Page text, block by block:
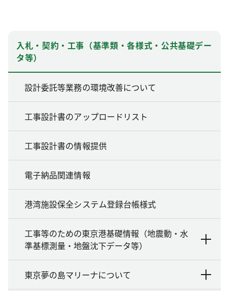
入札・契約・工事（基準類・各様式・公共基礎デー
タ等）
設計委託等業務の環境改善について
工事設計書のアップロードリスト
工事設計書の情報提供
電子納品関連情報
港湾施設保全システム登録台帳様式
工事等のための東京港基礎情報（地震動・水
準基標測量・地盤沈下データ等）
東京夢の島マリーナについて